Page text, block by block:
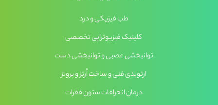
طب فیزیکی و درد
کلینیک فیزیوتراپی تخصصی
توانبخشی عصبی و توانبخشی دست
ارتوپدی فنی و ساخت اُرتز و پروتز
درمان انحرافات ستون فقرات